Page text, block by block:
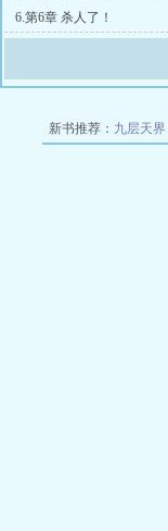
6.第6章 杀人了！
新书推荐： 九层天界